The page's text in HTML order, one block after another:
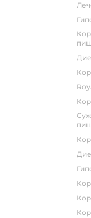
корм для собак с чувствительным
сухой корм для чувствительного